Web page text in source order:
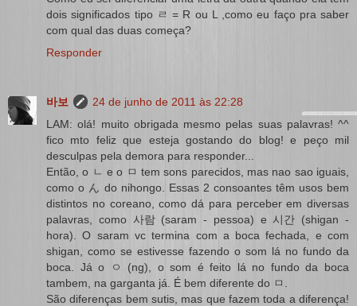
dois significados tipo ㄹ = R ou L ,como eu faço pra saber
com qual das duas começa?
Responder
바보
24 de junho de 2011 às 22:28
LAM: olá! muito obrigada mesmo pelas suas palavras! ^^
fico mto feliz que esteja gostando do blog! e peço mil
desculpas pela demora para responder...
Então, o ㄴ e o ㅁ tem sons parecidos, mas nao sao iguais,
como o ん do nihongo. Essas 2 consoantes têm usos bem
distintos no coreano, como dá para perceber em diversas
palavras, como 사람 (saram - pessoa) e 시간 (shigan -
hora). O saram vc termina com a boca fechada, e com
shigan, como se estivesse fazendo o som lá no fundo da
boca. Já o ㅇ (ng), o som é feito lá no fundo da boca
tambem, na garganta já. É bem diferente do ㅁ.
São diferenças bem sutis, mas que fazem toda a diferença!